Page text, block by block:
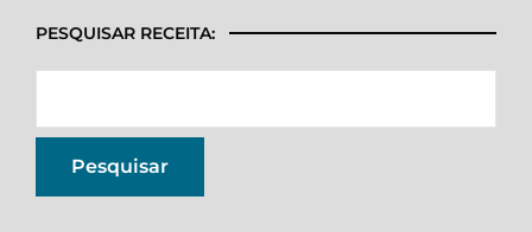
PESQUISAR RECEITA: